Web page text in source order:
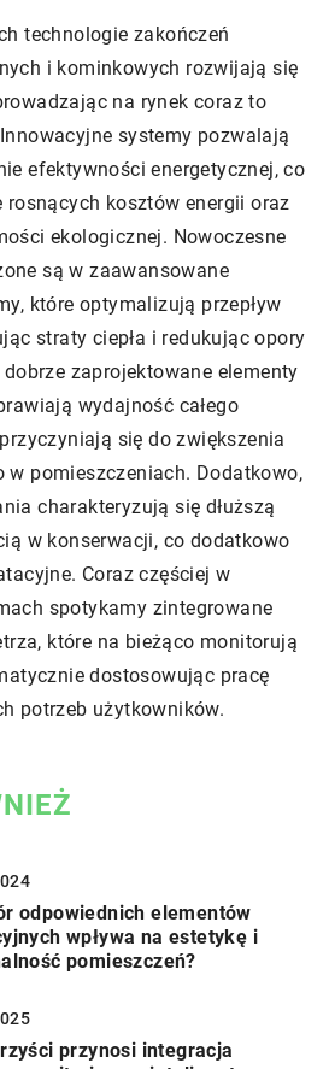
technologie zakończeń
i kominkowych rozwijają się
na rynek coraz to
systemy pozwalają
efektywności energetycznej, co
rosnących kosztów energii oraz
ekologicznej. Nowoczesne
są w zaawansowane
które optymalizują przepływ
straty ciepła i redukując opory
dobrze zaprojektowane elementy
wydajność całego
się do zwiększenia
w pomieszczeniach. Dodatkowo,
charakteryzują się dłuższą
w konserwacji, co dodatkowo
Coraz częściej w
spotykamy zintegrowane
które na bieżąco monitorują
dostosowując pracę
potrzeb użytkowników.
odpowiednich elementów
wpływa na estetykę i
pomieszczeń?
przynosi integracja